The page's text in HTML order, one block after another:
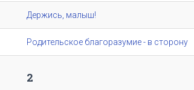
Держись, малыш!
Родительское благоразумие - в сторону
2